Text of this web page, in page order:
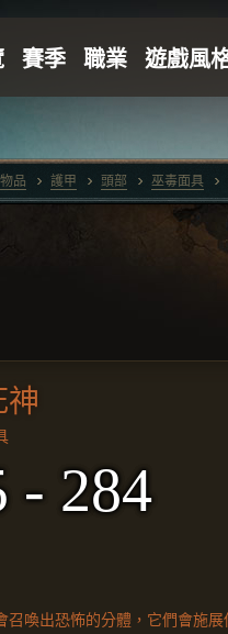
神
- 284
召喚出恐怖的分體，它們會施
物品 護甲 頭部 巫毒面具